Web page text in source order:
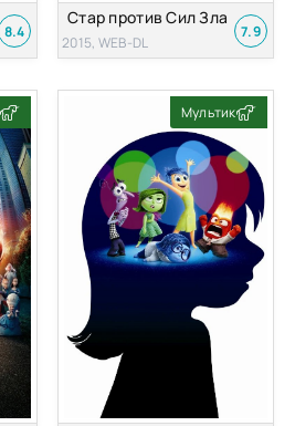
8.4
Стар против Сил Зла
2015, WEB-DL
7.9
Мультик